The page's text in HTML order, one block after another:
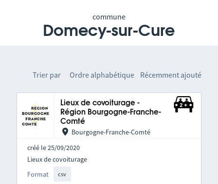
commune
Domecy-sur-Cure
Trier par Ordre alphabétique Récemment ajouté
Lieux de covoiturage -
Région Bourgogne-Franche-
Comté
Bourgogne-Franche-Comté
créé le 25/09/2020
Format csv
Lieux de covoiturage